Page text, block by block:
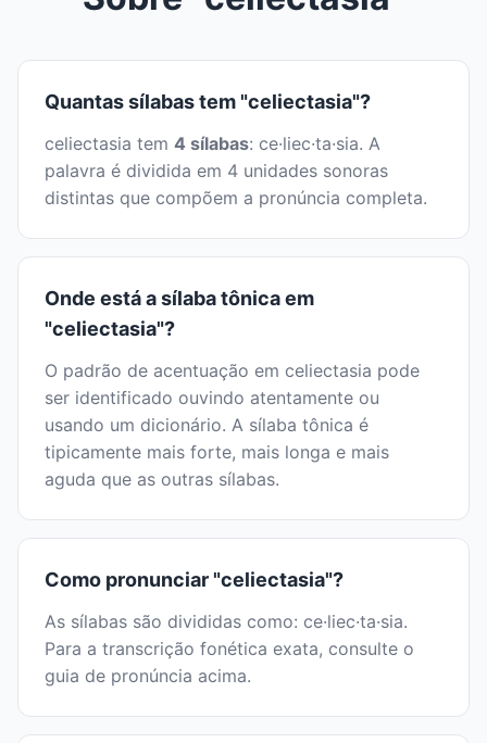
Quantas sílabas tem "celiectasia"?
celiectasia tem 4 sílabas: ce·liec·ta·sia. A
palavra é dividida em 4 unidades sonoras
distintas que compõem a pronúncia completa.
Onde está a sílaba tônica em
"celiectasia"?
O padrão de acentuação em celiectasia pode
ser identificado ouvindo atentamente ou
usando um dicionário. A sílaba tônica é
tipicamente mais forte, mais longa e mais
aguda que as outras sílabas.
Como pronunciar "celiectasia"?
As sílabas são divididas como: ce·liec·ta·sia.
Para a transcrição fonética exata, consulte o
guia de pronúncia acima.